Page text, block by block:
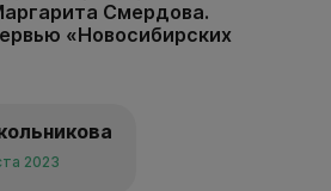
Смердова.
«Новосибирских
2023